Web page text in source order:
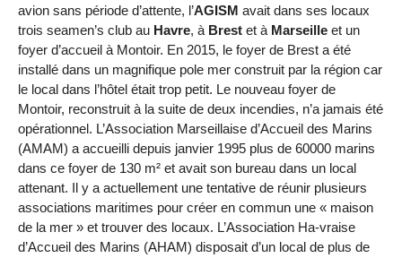
avion sans période d’attente, l’AGISM avait dans ses locaux
trois seamen’s club au Havre, à Brest et à Marseille et un
foyer d’accueil à Montoir. En 2015, le foyer de Brest a été
installé dans un magnifique pole mer construit par la région car
le local dans l’hôtel était trop petit. Le nouveau foyer de
Montoir, reconstruit à la suite de deux incendies, n’a jamais été
opérationnel. L’Association Marseillaise d’Accueil des Marins
(AMAM) a accueilli depuis janvier 1995 plus de 60000 marins
dans ce foyer de 130 m² et avait son bureau dans un local
attenant. Il y a actuellement une tentative de réunir plusieurs
associations maritimes pour créer en commun une « maison
de la mer » et trouver des locaux. L’Association Ha-vraise
d’Accueil des Marins (AHAM) disposait d’un local de plus de